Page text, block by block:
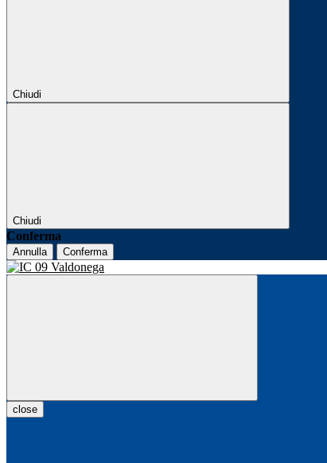
Chiudi
Chiudi
Conferma
Annulla Conferma
close